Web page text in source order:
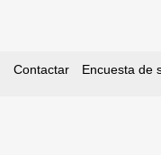
Contactar Encuesta de